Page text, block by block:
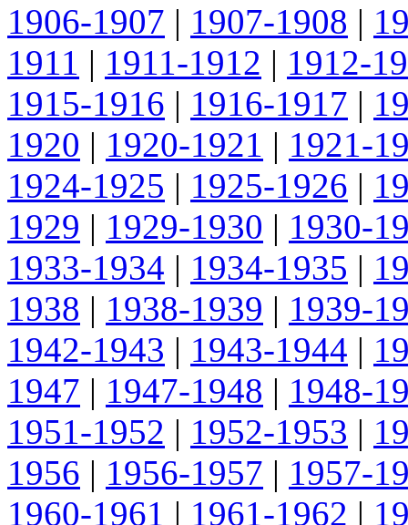
1906-1907 | 1907-1908 |
1911 | 1911-1912 | 1912-
1915-1916 | 1916-1917 |
1920 | 1920-1921 | 1921-
1924-1925 | 1925-1926 |
1929 | 1929-1930 | 1930-
1933-1934 | 1934-1935 |
1938 | 1938-1939 | 1939-
1942-1943 | 1943-1944 |
1947 | 1947-1948 | 1948-
1951-1952 | 1952-1953 |
1956 | 1956-1957 | 1957-
1960-1961 | 1961-1962 |